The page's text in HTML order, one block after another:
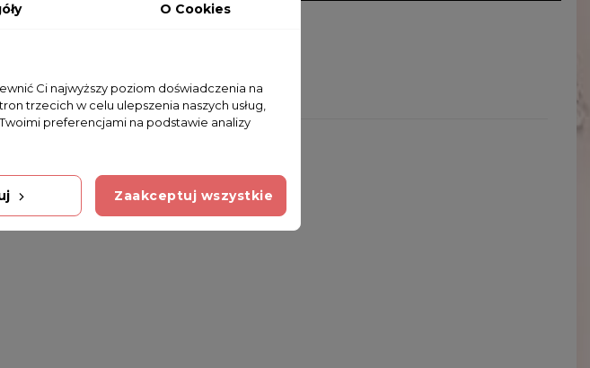
O Cookies
Ci najwyższy poziom doświadczenia na
trzecich w celu ulepszenia naszych usług,
preferencjami na podstawie analizy
Zaakceptuj wszystkie